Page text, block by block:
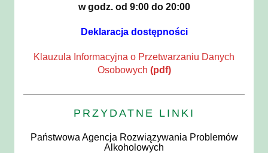
w godz. od 9:00 do 20:00
Deklaracja dostępności
Klauzula Informacyjna o Przetwarzaniu Danych
Osobowych (pdf)
PRZYDATNE LINKI
Państwowa Agencja Rozwiązywania Problemów
Alkoholowych